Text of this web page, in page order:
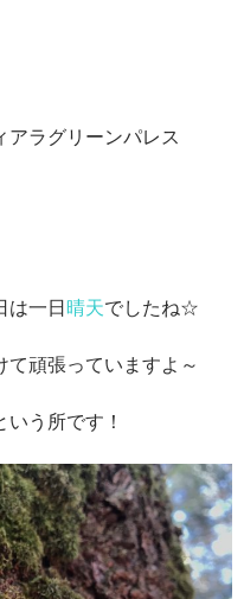
ラグリーンパレス
は一日晴天でしたね☆
て頑張っていますよ～
う所です！